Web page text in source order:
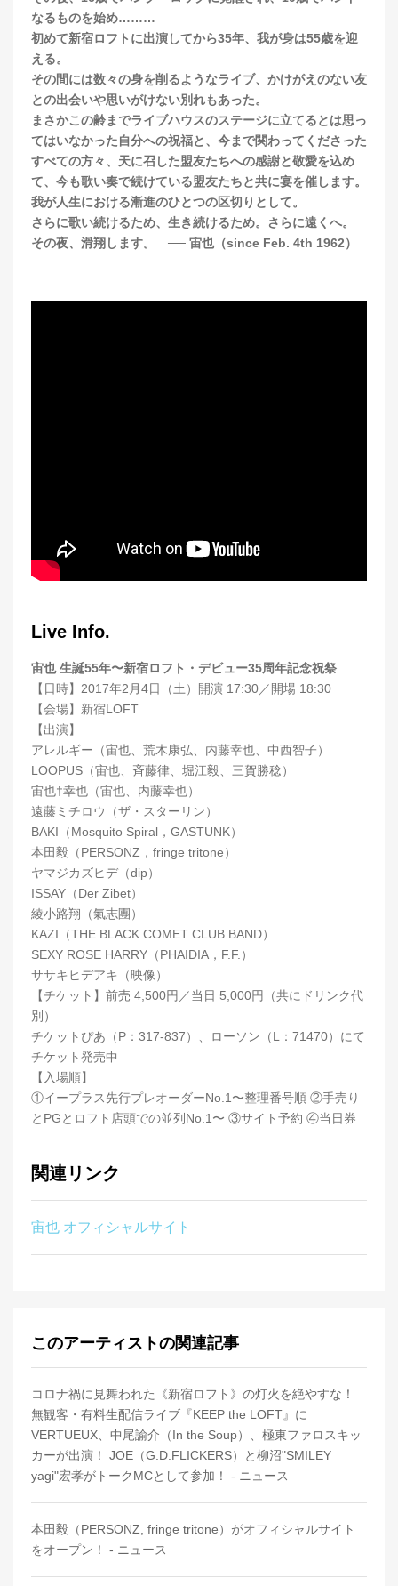
なるものを始め………
初めて新宿ロフトに出演してから35年、我が身は55歳を迎
える。
その間には数々の身を削るようなライブ、かけがえのない友
との出会いや思いがけない別れもあった。
まさかこの齢までライブハウスのステージに立てるとは思っ
てはいなかった自分への祝福と、今まで関わってくださった
すべての方々、天に召した盟友たちへの感謝と敬愛を込め
て、今も歌い奏で続けている盟友たちと共に宴を催します。
我が人生における漸進のひとつの区切りとして。
さらに歌い続けるため、生き続けるため。さらに遠くへ。
その夜、滑翔します。 ── 宙也（since Feb. 4th 1962）
Live Info.
宙也 生誕55年〜新宿ロフト・デビュー35周年記念祝祭
【日時】2017年2月4日（土）開演 17:30／開場 18:30
【会場】新宿LOFT
【出演】
アレルギー（宙也、荒木康弘、内藤幸也、中西智子）
LOOPUS（宙也、斉藤律、堀江毅、三賀勝稔）
宙也†幸也（宙也、内藤幸也）
遠藤ミチロウ（ザ・スターリン）
BAKI（Mosquito Spiral，GASTUNK）
本田毅（PERSONZ，fringe tritone）
ヤマジカズヒデ（dip）
ISSAY（Der Zibet）
綾小路翔（氣志團）
KAZI（THE BLACK COMET CLUB BAND）
SEXY ROSE HARRY（PHAIDIA，F.F.）
ササキヒデアキ（映像）
【チケット】前売 4,500円／当日 5,000円（共にドリンク代
別）
チケットぴあ（P：317-837）、ローソン（L：71470）にて
チケット発売中
【入場順】
①イープラス先行プレオーダーNo.1〜整理番号順 ②手売り
とPGとロフト店頭での並列No.1〜 ③サイト予約 ④当日券
関連リンク
宙也 オフィシャルサイト
このアーティストの関連記事
コロナ禍に見舞われた《新宿ロフト》の灯火を絶やすな！
無観客・有料生配信ライブ『KEEP the LOFT』に
VERTUEUX、中尾諭介（In the Soup）、極東ファロスキッ
カーが出演！ JOE（G.D.FLICKERS）と柳沼"SMILEY
yagi"宏孝がトークMCとして参加！ - ニュース
本田毅（PERSONZ, fringe tritone）がオフィシャルサイト
をオープン！ - ニュース